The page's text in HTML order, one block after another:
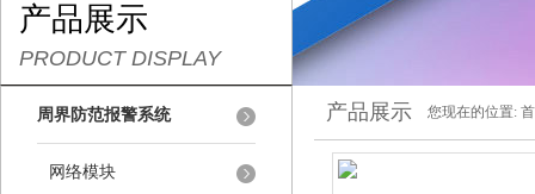
产品展示
PRODUCT DISPLAY
周界防范报警系统
网络模块
产品展示 您现在的位置: